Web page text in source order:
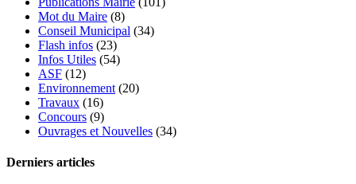
Mot du Maire (8)
Conseil Municipal (34)
Flash infos (23)
Infos Utiles (54)
ASF (12)
Environnement (20)
Travaux (16)
Concours (9)
Ouvrages et Nouvelles (34)
Derniers articles